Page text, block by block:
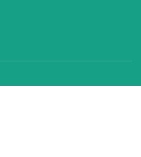
персональних даних